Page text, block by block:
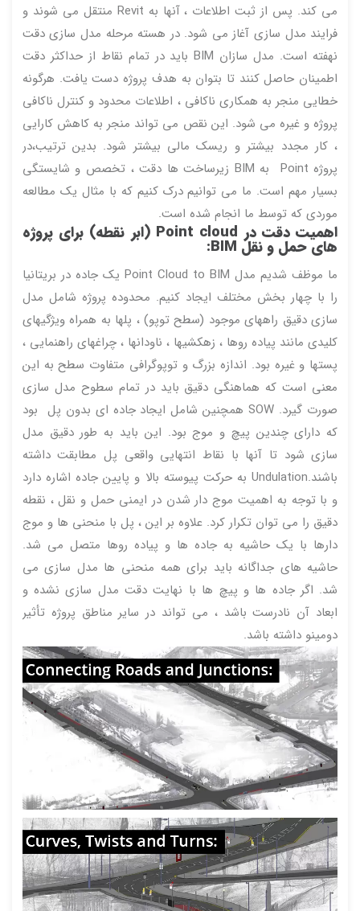
می کند. پس از ثبت اطلاعات ، آنها به Revit منتقل می شوند و
فرایند مدل سازی آغاز می شود. در هسته مرحله مدل سازی دقت
نهفته است. مدل سازان BIM باید در تمام نقاط از حداکثر دقت
اطمینان حاصل کنند تا بتوان به هدف پروژه دست یافت. هرگونه
خطایی منجر به همکاری ناکافی ، اطلاعات محدود و کنترل ناکافی
پروژه و غیره می شود. این نقص می تواند منجر به کاهش کارایی
، کار مجدد بیشتر و ریسک مالی بیشتر شود. بدین ترتیب،در
پروژه Point به BIM زیرساخت ها دقت ، تخصص و شایستگی
بسیار مهم است. ما می توانیم درک کنیم که با مثال یک مطالعه
موردی که توسط ما انجام شده است.
اهمیت دقت در Point cloud (ابر نقطه) برای پروژه
های حمل و نقل BIM:
ما موظف شدیم مدل Point Cloud to BIM یک جاده در بریتانیا
را با چهار بخش مختلف ایجاد کنیم. محدوده پروژه شامل مدل
سازی دقیق راههای موجود (سطح توپو) ، پلها به همراه ویژگیهای
کلیدی مانند پیاده روها ، زهکشیها ، ناودانها ، چراغهای راهنمایی ،
پستها و غیره بود. اندازه بزرگ و توپوگرافی متفاوت سطح به این
معنی است که هماهنگی دقیق باید در تمام سطوح مدل سازی
صورت گیرد. SOW همچنین شامل ایجاد جاده ای بدون پل بود
که دارای چندین پیچ و موج بود. این باید به طور دقیق مدل
سازی شود تا آنها با نقاط انتهایی واقعی پل مطابقت داشته
باشند.Undulation به حرکت پیوسته بالا و پایین جاده اشاره دارد
و با توجه به اهمیت موج دار شدن در ایمنی حمل و نقل ، نقطه
دقیق را می توان تکرار کرد. علاوه بر این ، پل با منحنی ها و موج
دارها با یک حاشیه به جاده ها و پیاده روها متصل می شد.
حاشیه های جداگانه باید برای همه منحنی ها مدل سازی می
شد. اگر جاده ها و پیچ ها با نهایت دقت مدل سازی نشده و
ابعاد آن نادرست باشد ، می تواند در سایر مناطق پروژه تأثیر
دومینو داشته باشد.